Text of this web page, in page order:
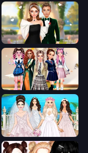
Valentine's Day Proposal
Back To School: Uniforms Edition
Model Wedding